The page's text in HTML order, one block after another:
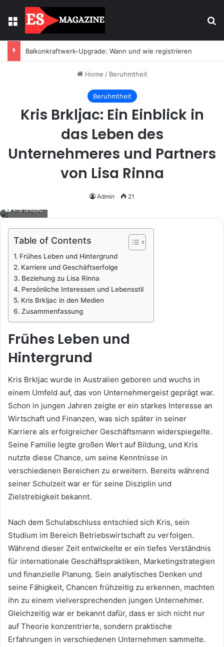
Menu
Balkonkraftwerk-Upgrade: Wann und wie registrieren
Home / Beruhmtheit
Beruhmtheit
Kris Brkljac: Ein Einblick in
das Leben des
Unternehmeres und Partners
von Lisa Rinna
Admin 21
kris brkljac
Table of Contents
Frühes Leben und Hintergrund
Karriere und Geschäftserfolge
Beziehung zu Lisa Rinna
Persönliche Interessen und Lebensstil
Kris Brkljac in den Medien
Zusammenfassung
Frühes Leben und
Hintergrund
Kris Brkljac wurde in Australien geboren und wuchs in
einem Umfeld auf, das von Unternehmergeist geprägt war.
Schon in jungen Jahren zeigte er ein starkes Interesse an
Wirtschaft und Finanzen, was sich später in seiner
Karriere als erfolgreicher Geschäftsmann widerspiegelte.
Seine Familie legte großen Wert auf Bildung, und Kris
nutzte diese Chance, um seine Kenntnisse in
verschiedenen Bereichen zu erweitern. Bereits während
seiner Schulzeit war er für seine Disziplin und
Zielstrebigkeit bekannt.
Nach dem Schulabschluss entschied sich Kris, sein
Studium im Bereich Betriebswirtschaft zu verfolgen.
Während dieser Zeit entwickelte er ein tiefes Verständnis
für internationale Geschäftspraktiken, Marketingstrategien
und finanzielle Planung. Sein analytisches Denken und
seine Fähigkeit, Chancen frühzeitig zu erkennen, machten
ihn zu einem vielversprechenden jungen Unternehmer.
Gleichzeitig war er bekannt dafür, dass er sich nicht nur
auf Theorie konzentrierte, sondern praktische
Erfahrungen in verschiedenen Unternehmen sammelte.